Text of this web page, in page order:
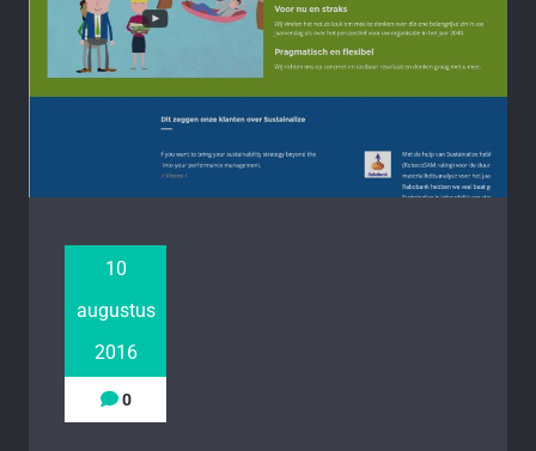
10
augustus
2016
0